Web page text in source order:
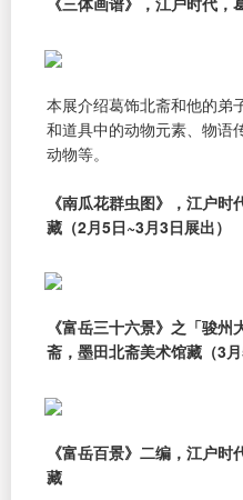
本展介绍葛饰北斋和他的弟
和道具中的动物元素、物语
动物等。
《南瓜花群虫图》，江户
藏（2月5日~3月3日展出）
《富岳三十六景》之「骏
斋，墨田北斋美术馆藏（3
《富岳百景》二编，江户
藏